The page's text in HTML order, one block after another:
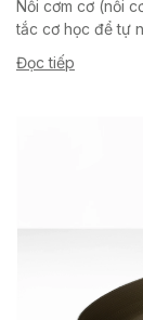
Nồi cơm cơ (nồi
tắc cơ học để tự
Đọc tiếp